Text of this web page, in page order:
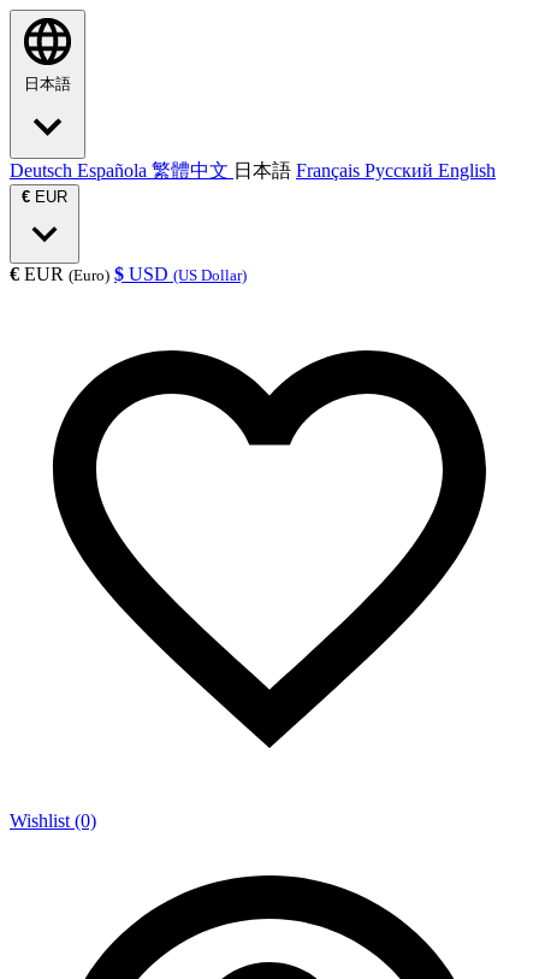
日本語
Deutsch Española 繁體中文 日本語 Français Русский English
€ EUR
€ EUR (Euro) $ USD (US Dollar)
Wishlist (0)